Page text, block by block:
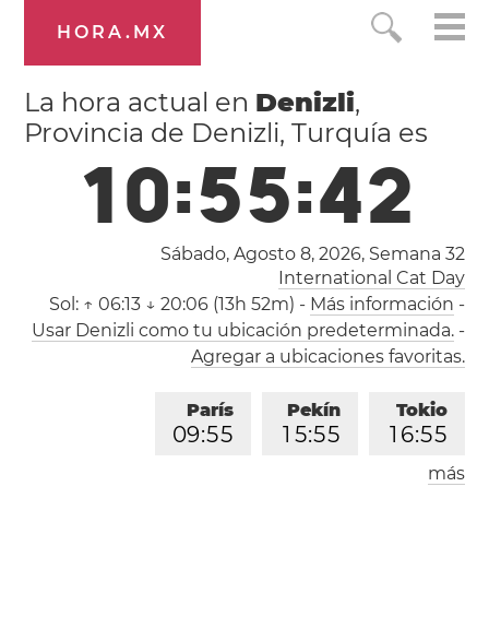
HORA.MX
La hora actual en Denizli,
Provincia de Denizli, Turquía es
10:55:43
Sábado, Agosto 8, 2026, Semana 32
International Cat Day
Sol: ↑ 06:13 ↓ 20:06 (13h 52m) - Más información -
Usar Denizli como tu ubicación predeterminada.-
Agregar a ubicaciones favoritas.
Tokio
1 6:55
Pekín
1 5:55
París
09:55
Londres
más